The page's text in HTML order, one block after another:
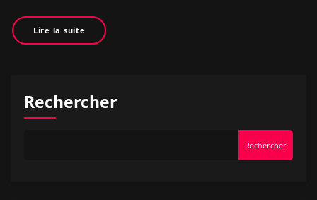
Lire la suite
Rechercher
Rechercher